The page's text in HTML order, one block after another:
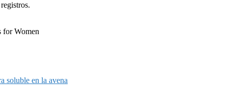
for Women
soluble en la avena